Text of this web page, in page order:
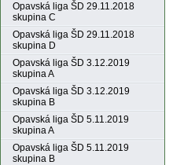
Opavská liga ŠD 29.11.2018
skupina C
Opavská liga ŠD 29.11.2018
skupina D
Opavská liga ŠD 3.12.2019
skupina A
Opavská liga ŠD 3.12.2019
skupina B
Opavská liga ŠD 5.11.2019
skupina A
Opavská liga ŠD 5.11.2019
skupina B